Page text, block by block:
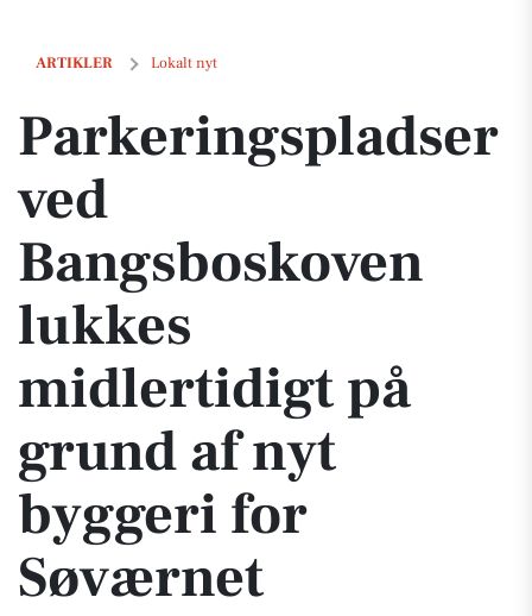
ARTIKLER Lokalt nyt
Parkeringspladser ved Bangsboskoven lukkes midlertidigt på grund
Parkeringspladser
ved
Bangsboskoven
lukkes
midlertidigt på
grund af nyt
byggeri for
Søværnet